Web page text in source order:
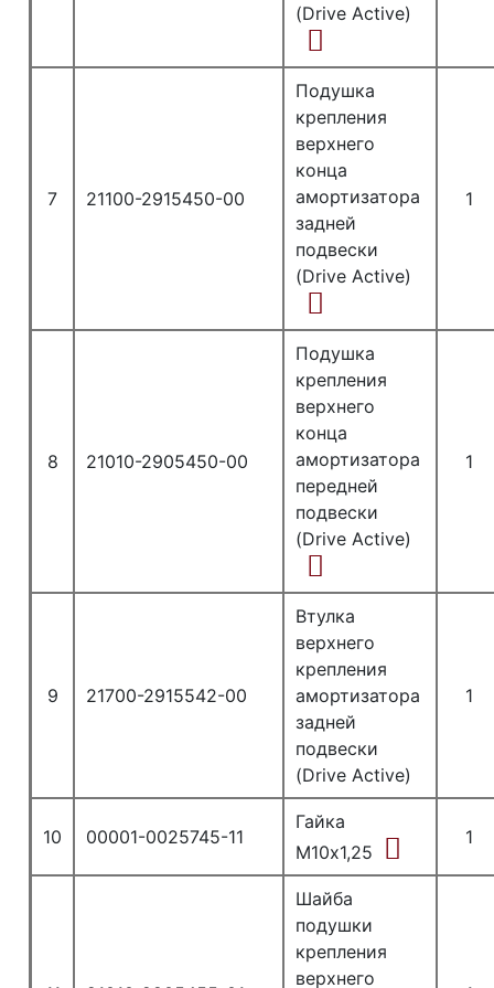
(Drive Active)
7 21100-2915450-00
Подушка
крепления
верхнего
конца
амортизатора
задней
подвески
(Drive Active)
1
8 21010-2905450-00
Подушка
крепления
верхнего
конца
амортизатора
передней
подвески
(Drive Active)
1
9 21700-2915542-00
Втулка
верхнего
крепления
амортизатора
задней
подвески
(Drive Active)
1
10 00001-0025745-11
Гайка
М10х1,25
1
Шайба
подушки
крепления
верхнего